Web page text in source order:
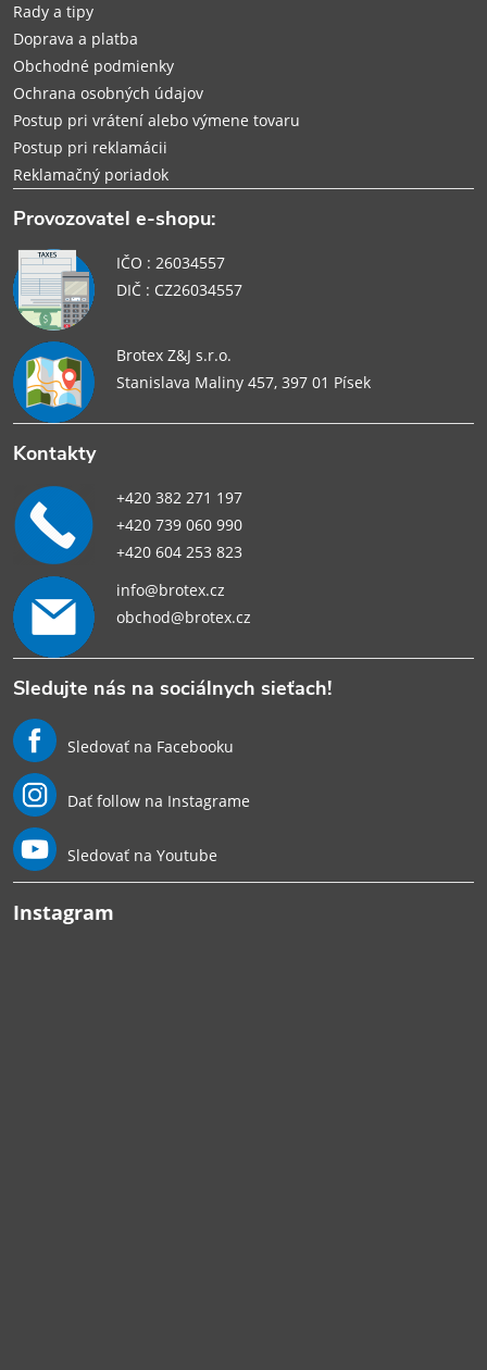
e
Rady a tipy
Doprava a platba
Obchodné podmienky
Ochrana osobných údajov
Postup pri vrátení alebo výmene tovaru
Postup pri reklamácii
Reklamačný poriadok
Provozovatel e-shopu:
IČO : 26034557
DIČ : CZ26034557
Brotex Z&J s.r.o.
Stanislava Maliny 457, 397 01 Písek
Kontakty
+420 382 271 197
+420 739 060 990
+420 604 253 823
info@brotex.cz
obchod@brotex.cz
Sledujte nás na sociálnych sieťach!
Sledovať na Facebooku
Dať follow na Instagrame
Sledovať na Youtube
Instagram